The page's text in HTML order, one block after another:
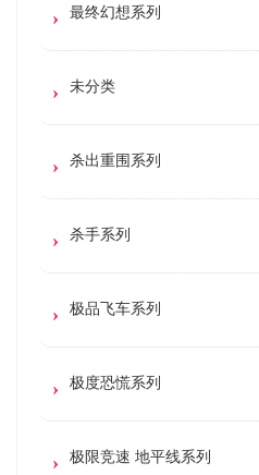
最终幻想系列
未分类
杀出重围系列
杀手系列
极品飞车系列
极度恐慌系列
极限竞速 地平线系列